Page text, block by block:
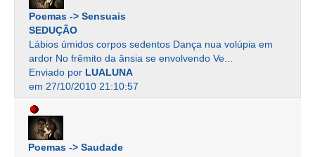
Poemas -> Sensuais
SEDUÇÃO
Lábios úmidos corpos sedentos Dança nua volúpia em
ardor No frêmito da ânsia se envolvendo Ve...
Enviado por LUALUNA
em 27/10/2010 21:10:57
Poemas -> Saudade